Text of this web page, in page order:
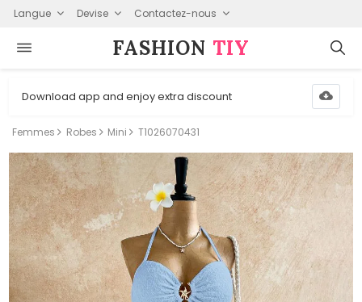
Langue Devise Contactez-nous
FASHION⁠ TIY
Download app and enjoy extra discount
Femmes Robes Mini T1026070431